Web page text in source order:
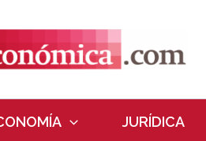
JURÍDICA